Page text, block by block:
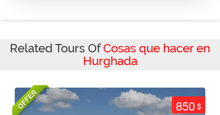
Related Tours OfCosas que hacer en
Hurghada
OFFER 850$